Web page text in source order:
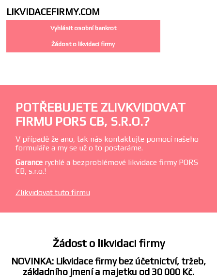
LIKVIDACEFIRMY.COM
Vyhlásit osobní bankrot
Žádost o likvidaci firmy
POTŘEBUJETE ZLIVKVIDOVAT
FIRMU PORS CB, S.R.O.?
V případě že ano, tak nás kontaktujte pomocí našeho
formuláře a my se už o to postaráme.
Garance rychlé a bezproblémové likvidace firmy PORS
CB, s.r.o.!
Zlikvidovat tuto firmu
Žádost o likvidaci firmy
NOVINKA: Likvidace firmy bez účetnictví, tržeb,
základního jmení a majetku od 30 000 Kč.